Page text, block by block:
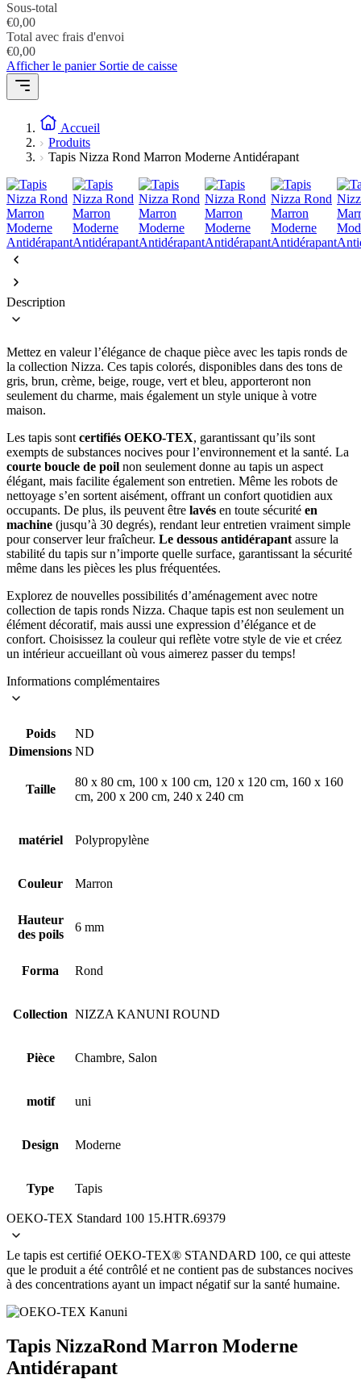
Sous-total
€0,00
Total avec frais d'envoi
€0,00
Afficher le panier Sortie de caisse
Accueil
Produits
Tapis Nizza Rond Marron Moderne Antidérapant
Description
Mettez en valeur l’élégance de chaque pièce avec les tapis ronds de
la collection Nizza. Ces tapis colorés, disponibles dans des tons de
gris, brun, crème, beige, rouge, vert et bleu, apporteront non
seulement du charme, mais également un style unique à votre
maison.
Les tapis sont certifiés OEKO-TEX, garantissant qu’ils sont
exempts de substances nocives pour l’environnement et la santé. La
courte boucle de poil non seulement donne au tapis un aspect
élégant, mais facilite également son entretien. Même les robots de
nettoyage s’en sortent aisément, offrant un confort quotidien aux
occupants. De plus, ils peuvent être lavés en toute sécurité en
machine (jusqu’à 30 degrés), rendant leur entretien vraiment simple
pour conserver leur fraîcheur. Le dessous antidérapant assure la
stabilité du tapis sur n’importe quelle surface, garantissant la sécurité
même dans les pièces les plus fréquentées.
Explorez de nouvelles possibilités d’aménagement avec notre
collection de tapis ronds Nizza. Chaque tapis est non seulement un
élément décoratif, mais aussi une expression d’élégance et de
confort. Choisissez la couleur qui reflète votre style de vie et créez
un intérieur accueillant où vous aimerez passer du temps!
Informations complémentaires
Poids
ND
Dimensions ND
Taille
80 x 80 cm, 100 x 100 cm, 120 x 120 cm, 160 x 160
cm, 200 x 200 cm, 240 x 240 cm
matériel Polypropylène
Couleur Marron
Hauteur
des poils
6 mm
Forma Rond
Collection NIZZA KANUNI ROUND
Pièce Chambre, Salon
motif uni
Design Moderne
Type Tapis
OEKO-TEX Standard 100 15.HTR.69379
Le tapis est certifié OEKO-TEX® STANDARD 100, ce qui atteste
que le produit a été contrôlé et ne contient pas de substances nocives
à des concentrations ayant un impact négatif sur la santé humaine.
Tapis NizzaRond Marron Moderne
Antidérapant